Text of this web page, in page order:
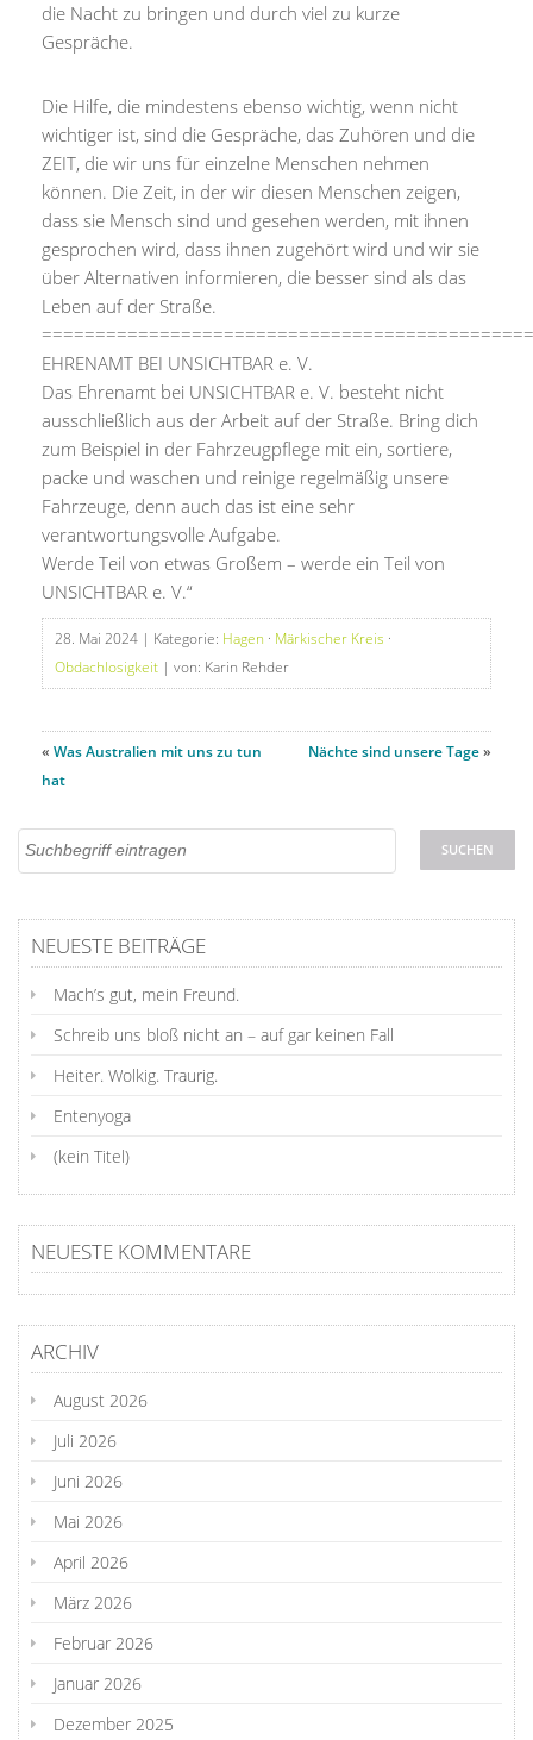
die Nacht zu bringen und durch viel zu kurze
Gespräche.
Die Hilfe, die mindestens ebenso wichtig, wenn nicht
wichtiger ist, sind die Gespräche, das Zuhören und die
ZEIT, die wir uns für einzelne Menschen nehmen
können. Die Zeit, in der wir diesen Menschen zeigen,
dass sie Mensch sind und gesehen werden, mit ihnen
gesprochen wird, dass ihnen zugehört wird und wir sie
über Alternativen informieren, die besser sind als das
Leben auf der Straße.
EHRENAMT BEI UNSICHTBAR e. V.
Das Ehrenamt bei UNSICHTBAR e. V. besteht nicht
ausschließlich aus der Arbeit auf der Straße. Bring dich
zum Beispiel in der Fahrzeugpflege mit ein, sortiere,
packe und waschen und reinige regelmäßig unsere
Fahrzeuge, denn auch das ist eine sehr
verantwortungsvolle Aufgabe.
Werde Teil von etwas Großem – werde ein Teil von
UNSICHTBAR e. V.“
28. Mai 2024 | Kategorie: Hagen · Märkischer Kreis ·
Obdachlosigkeit | von: Karin Rehder
« Was Australien mit uns zu tun
hat
Nächte sind unsere Tage»
NEUESTE BEITRÄGE
Mach’s gut, mein Freund.
Schreib uns bloß nicht an – auf gar keinen Fall
Heiter. Wolkig. Traurig.
Entenyoga
(kein Titel)
NEUESTE KOMMENTARE
ARCHIV
August 2026
Juli 2026
Juni 2026
Mai 2026
April 2026
März 2026
Februar 2026
Januar 2026
Dezember 2025